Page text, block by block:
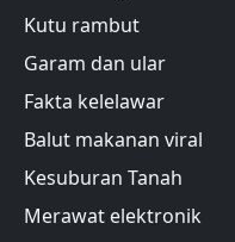
Kutu rambut
Garam dan ular
Fakta kelelawar
Balut makanan viral
Kesuburan Tanah
Merawat elektronik